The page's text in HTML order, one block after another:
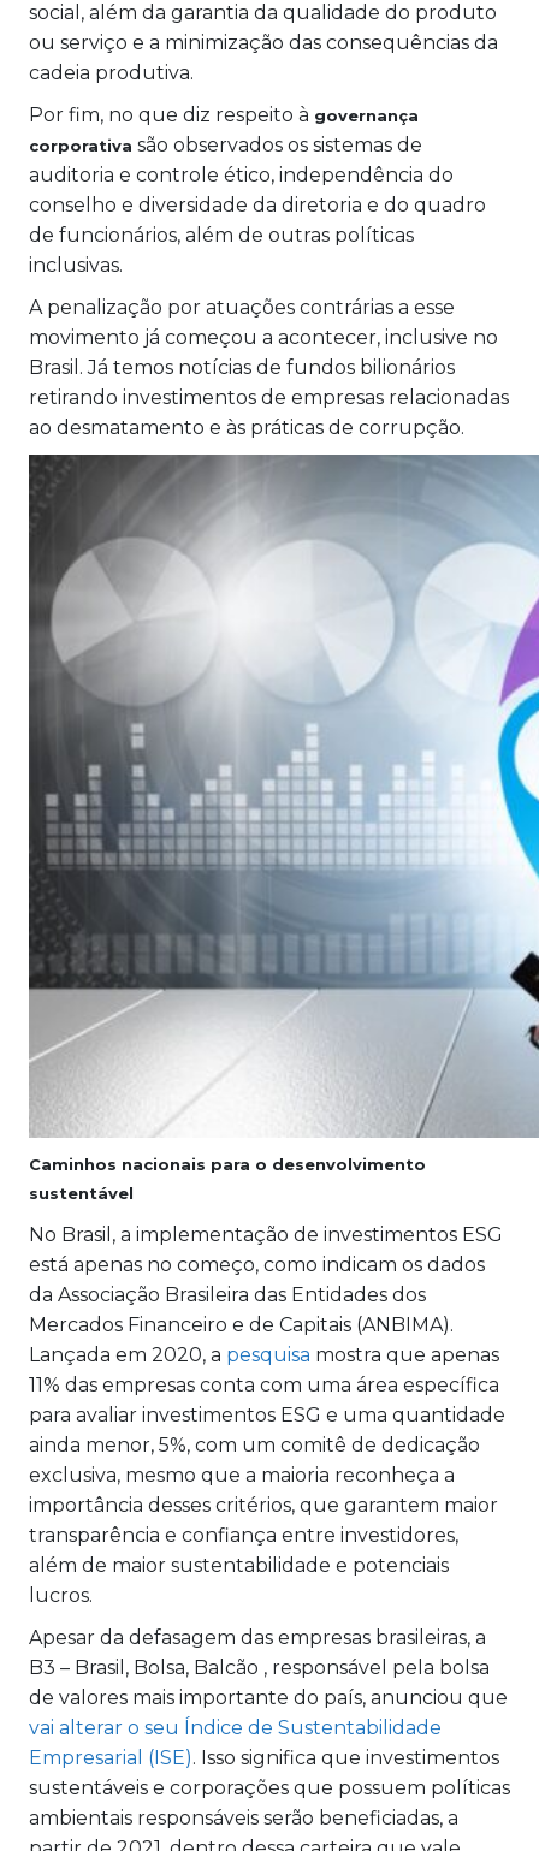
social, além da garantia da qualidade do produto
ou serviço e a minimização das consequências da
cadeia produtiva.
Por fim, no que diz respeito à governança
corporativa são observados os sistemas de
auditoria e controle ético, independência do
conselho e diversidade da diretoria e do quadro
de funcionários, além de outras políticas
inclusivas.
A penalização por atuações contrárias a esse
movimento já começou a acontecer, inclusive no
Brasil. Já temos notícias de fundos bilionários
retirando investimentos de empresas relacionadas
ao desmatamento e às práticas de corrupção.
Caminhos nacionais para o desenvolvimento
sustentável
No Brasil, a implementação de investimentos ESG
está apenas no começo, como indicam os dados
da Associação Brasileira das Entidades dos
Mercados Financeiro e de Capitais (ANBIMA).
Lançada em 2020, a pesquisa mostra que apenas
11% das empresas conta com uma área específica
para avaliar investimentos ESG e uma quantidade
ainda menor, 5%, com um comitê de dedicação
exclusiva, mesmo que a maioria reconheça a
importância desses critérios, que garantem maior
transparência e confiança entre investidores,
além de maior sustentabilidade e potenciais
lucros.
Apesar da defasagem das empresas brasileiras, a
B3 – Brasil, Bolsa, Balcão , responsável pela bolsa
de valores mais importante do país, anunciou que
vai alterar o seu Índice de Sustentabilidade
Empresarial (ISE). Isso significa que investimentos
sustentáveis e corporações que possuem políticas
ambientais responsáveis serão beneficiadas, a